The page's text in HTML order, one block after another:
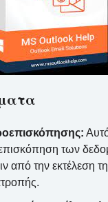
των
από την εκτέλεση